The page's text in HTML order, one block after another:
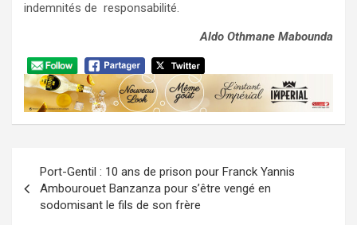
indemnités de responsabilité.
Aldo Othmane Mabounda
de
l’article
Port-Gentil : 10 ans de prison pour Franck Yannis
Ambourouet Banzanza pour s’être vengé en
sodomisant le fils de son frère